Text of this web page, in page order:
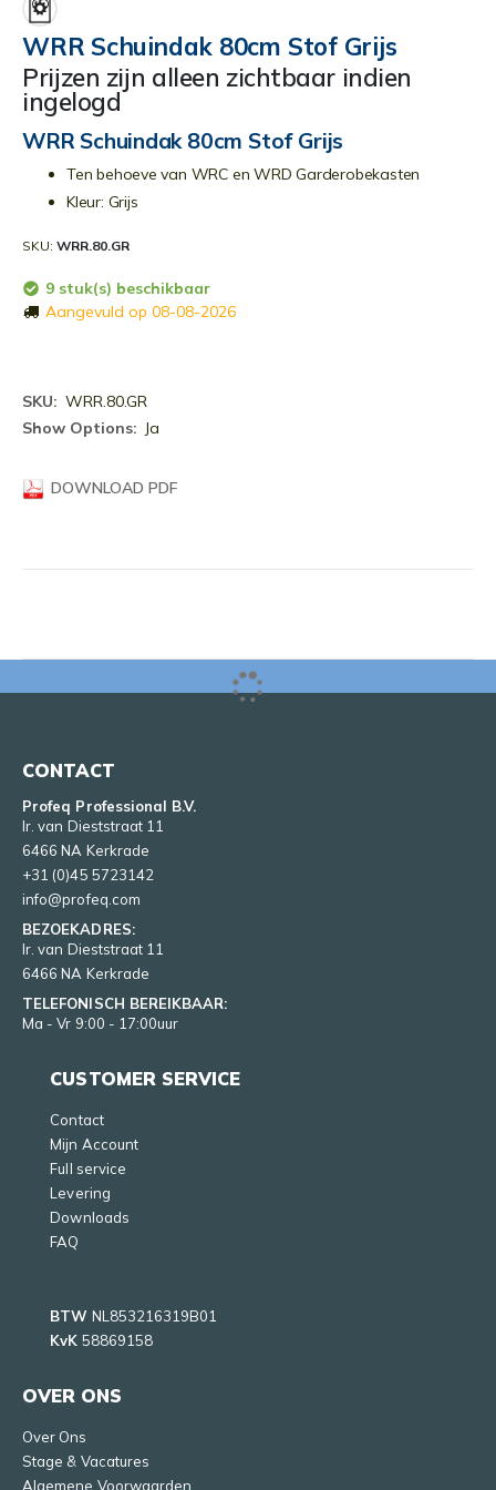
het
begin
van
de
afbeeldingen-
gallerij
WRR Schuindak 80cm Stof Grijs
Prijzen zijn alleen zichtbaar indien
ingelogd
WRR Schuindak 80cm Stof Grijs
Ten behoeve van WRC en WRD Garderobekasten
Kleur: Grijs
SKU WRR.80.GR
9 stuk(s) beschikbaar
Aangevuld op 08-08-2026
Meer
informatie
WRR.80.GR
Ja
DOWNLOAD PDF
CONTACT
Profeq Professional B.V.
Ir. van Dieststraat 11
6466 NA Kerkrade
+31 (0)45 5723142
info@profeq.com
BEZOEKADRES:
Ir. van Dieststraat 11
6466 NA Kerkrade
TELEFONISCH BEREIKBAAR:
Ma - Vr 9:00 - 17:00uur
CUSTOMER SERVICE
Contact
Mijn Account
Full service
Levering
Downloads
FAQ
BTW NL853216319B01
KvK 58869158
OVER ONS
Over Ons
Stage & Vacatures
Algemene Voorwaarden